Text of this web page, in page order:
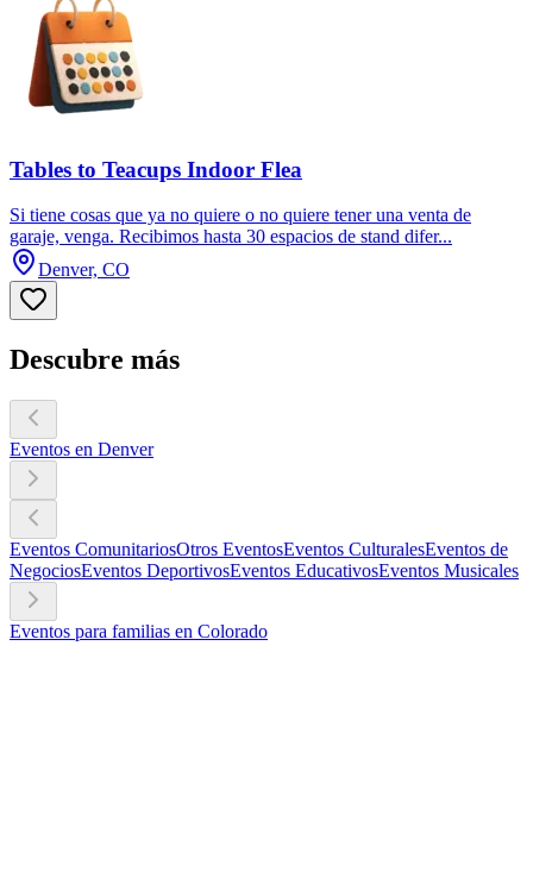
Tables to Teacups Indoor Flea
Si tiene cosas que ya no quiere o no quiere tener una venta de
garaje, venga. Recibimos hasta 30 espacios de stand difer...
Denver, CO
Descubre más
Eventos en Denver
Eventos ComunitariosOtros EventosEventos CulturalesEventos de
NegociosEventos DeportivosEventos EducativosEventos Musicales
Eventos para familias en Colorado